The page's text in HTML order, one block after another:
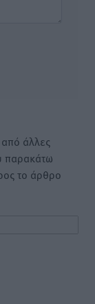
άλλες
παρακάτω
το άρθρο